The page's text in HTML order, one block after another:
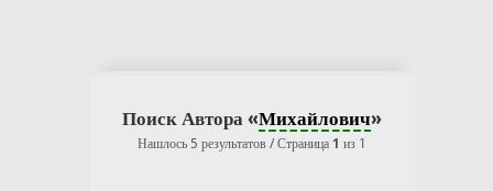
Поиск Автора «Михайлович»
Нашлось 5 результатов / Страница 1 из 1